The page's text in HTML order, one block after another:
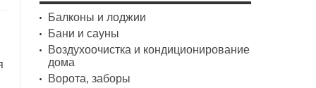
Балконы и лоджии
Бани и сауны
Воздухоочистка и кондиционирование
дома
Ворота, заборы